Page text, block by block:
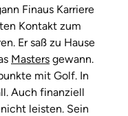
Finaus Karriere
Kontakt zum
Er saß zu Hause
Masters gewann.
mit Golf. In
Auch finanziell
leisten. Sein